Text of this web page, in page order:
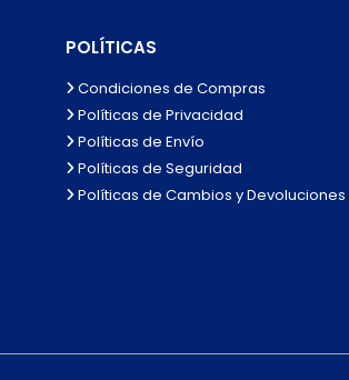
POLÍTICAS
Condiciones de Compras
Políticas de Privacidad
Políticas de Envío
Políticas de Seguridad
Políticas de Cambios y Devoluciones